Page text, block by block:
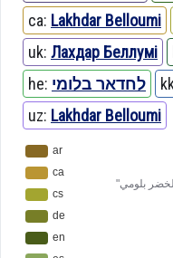
ca: Lakhdar Belloumi
uk: Лахдар Беллумі
he: לחדאר בלומי
uz: Lakhdar Belloumi